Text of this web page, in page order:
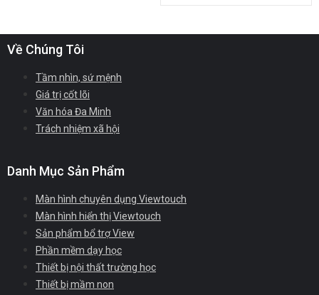
Về Chúng Tôi
Tầm nhìn, sứ mệnh
Giá trị cốt lõi
Văn hóa Đa Minh
Trách nhiệm xã hội
Danh Mục Sản Phẩm
Màn hình chuyên dụng Viewtouch
Màn hình hiển thị Viewtouch
Sản phẩm bổ trợ View
Phần mềm dạy học
Thiết bị nội thất trường học
Thiết bị mầm non